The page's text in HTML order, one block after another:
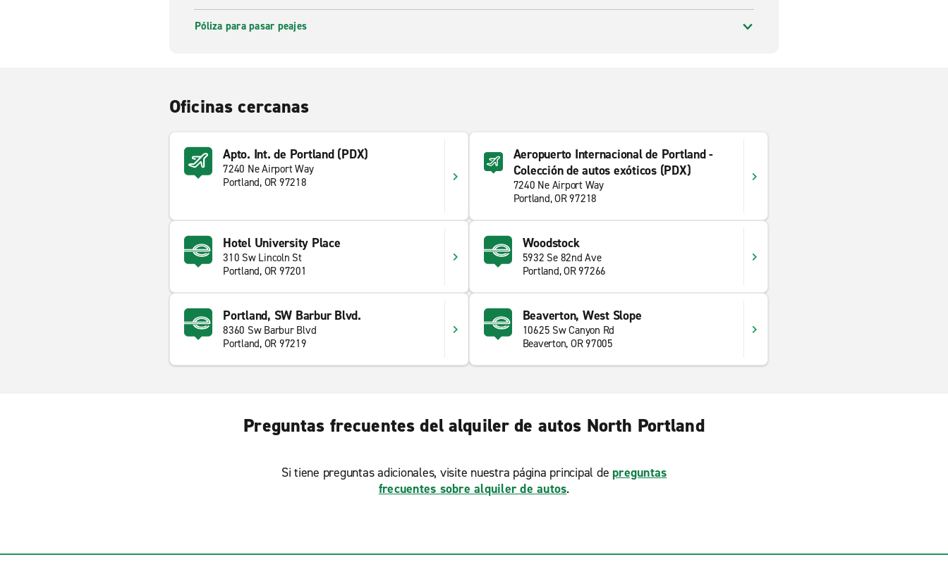
Póliza para pasar peajes
Oficinas cercanas
Apto. Int. de Portland (PDX)
7240 Ne Airport Way
Portland, OR 97218
Aeropuerto Internacional de Portland -
Colección de autos exóticos (PDX)
7240 Ne Airport Way
Portland, OR 97218
Hotel University Place
310 Sw Lincoln St
Portland, OR 97201
Woodstock
5932 Se 82nd Ave
Portland, OR 97266
Portland, SW Barbur Blvd.
8360 Sw Barbur Blvd
Portland, OR 97219
Beaverton, West Slope
10625 Sw Canyon Rd
Beaverton, OR 97005
Preguntas frecuentes del alquiler de autos North Portland
Si tiene preguntas adicionales, visite nuestra página principal de preguntas
frecuentes sobre alquiler de autos.